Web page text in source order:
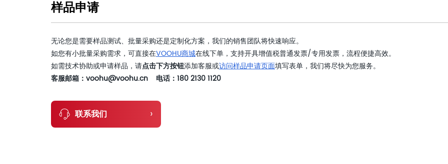
样品申请
无论您是需要样品测试、批量采购还是定制化方案，我们的销售团队将快速响应。
如您有小批量采购需求，可直接在VOOHU商城在线下单，支持开具增值税普通发票/专用发票，流程便捷高效。
如需技术协助或申请样品，请点击下方按钮添加客服或访问样品申请页面填写表单，我们将尽快为您服务。
客服邮箱：voohu@voohu.cn 电话：180 2130 1120
联系我们 ›